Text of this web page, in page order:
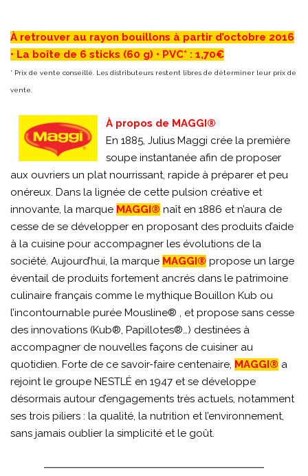
À retrouver au rayon bouillons à partir d’octobre 2016
• La boîte de 6 sticks (60 g) • PVC* : 1,70€
* Prix de vente conseillé. Les distributeurs restent libres de déterminer leur prix de
vente.
À propos de MAGGI®
En 1885, Julius Maggi crée la première
soupe instantanée afin de proposer
aux ouvriers un plat nourrissant, rapide à préparer et peu
onéreux. Dans la lignée de cette pulsion créative et
innovante, la marque MAGGI® naît en 1886 et n’aura de
cesse de se développer en proposant des produits d’aide
à la cuisine pour accompagner les évolutions de la
société. Aujourd’hui, la marque MAGGI® propose un large
éventail de produits fortement ancrés dans le patrimoine
culinaire français comme le mythique Bouillon Kub ou
l’incontournable purée Mousline® , et propose sans cesse
des innovations (Kub®, Papillotes®…) destinées à
accompagner de nouvelles façons de cuisiner au
quotidien. Forte de ce savoir-faire centenaire, MAGGI® a
rejoint le groupe NESTLÉ en 1947 et se développe
désormais autour d’engagements très actuels, notamment
ses trois piliers : la qualité, la nutrition et l’environnement,
sans jamais oublier la simplicité et le goût.